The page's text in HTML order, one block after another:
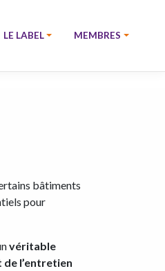
LE LABEL MEMBRES
bâtiments
pour
véritable
l’entretien